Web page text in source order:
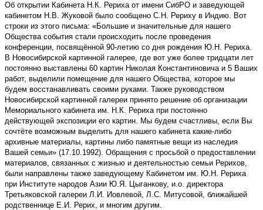
Об открытии Кабинета Н.К. Рериха от имени СибРО и заведующей
кабинетом Н.В. Жуковой было сообщено С.Н. Рериху в Индию. Вот
строки из этого письма: «Большие и значительные для нашего
Общества события стали происходить после проведения
конференции, посвящённой 90-летию со дня рождения Ю.Н. Рериха.
В Новосибирской картинной галерее, где вот уже более тридцати лет
постоянно выставлены 60 картин Николая Константиновича и 5 Ваших
работ, выделили помещение для нашего Общества, которое мы
будем восстанавливать своими руками. Также руководством
Новосибирской картинной галереи принято решение об организации
Мемориального кабинета им. Н.К. Рериха при постоянно
действующей экспозиции его картин. Мы будем счастливы, если Вы
сочтёте возможным выделить для нашего кабинета какие-либо
архивные материалы, картины либо памятные вещи из наследия
Вашей семьи» (17.10.1992). Обращения с просьбой о предоставлении
материалов, связанных с жизнью и деятельностью семьи Рерихов,
были направлены также заведующему Кабинетом им. Ю.Н. Рериха
при Институте народов Азии Ю.Я. Цыганкову, и.о. директора
Третьяковской галереи Л.И. Иовлевой, Л.С. Митусовой, ближайшей
родственнице Е.И. Рерих, и многим другим.